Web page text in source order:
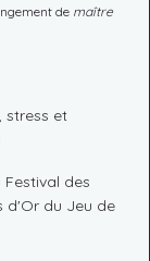
de maître
stress et
des
d'Or du Jeu de